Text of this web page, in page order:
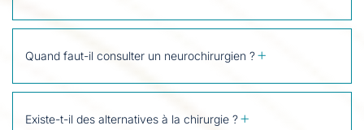
Quand faut-il consulter un neurochirurgien ?
Existe-t-il des alternatives à la chirurgie ?